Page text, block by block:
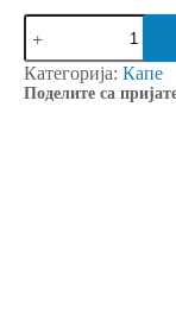
Нема
предаје
капа
(беж
писана)
Категорија: Капе
Поделите са